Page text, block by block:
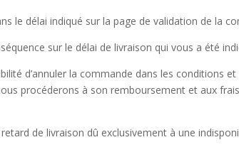
le délai indiqué sur la page de validation de la
sur le délai de livraison qui vous a été
d’annuler la commande dans les conditions
procéderons à son remboursement et aux
de livraison dû exclusivement à une